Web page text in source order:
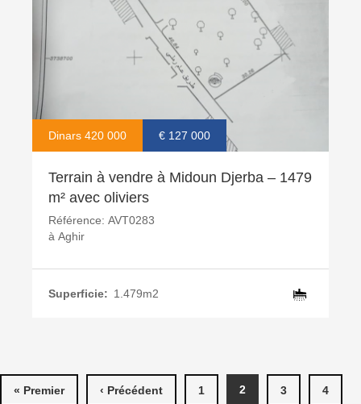
Dinars 420 000 € 127 000
Terrain à vendre à Midoun Djerba – 1479
m² avec oliviers
Référence: AVT0283
à Aghir
Superficie: 1.479m2
« Premier ‹ Précédent 1 2 3 4